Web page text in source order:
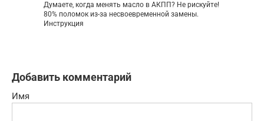
Думаете, когда менять масло в АКПП? Не рискуйте!
80% поломок из-за несвоевременной замены.
Инструкция
Добавить комментарий
Имя